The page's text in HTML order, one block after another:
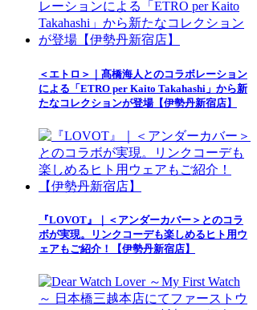
＜エトロ＞｜髙橋海人とのコラボレーション
による「ETRO per Kaito Takahashi」から新
たなコレクションが登場【伊勢丹新宿店】
『LOVOT』｜＜アンダーカバー＞とのコラ
ボが実現。リンクコーデも楽しめるヒト用ウ
ェアもご紹介！【伊勢丹新宿店】